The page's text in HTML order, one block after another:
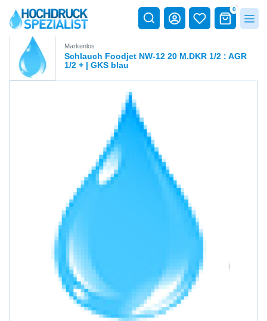
0
Markenlos
Schlauch Foodjet NW-12 20 M.DKR 1/2 : AGR
1/2 + | GKS blau